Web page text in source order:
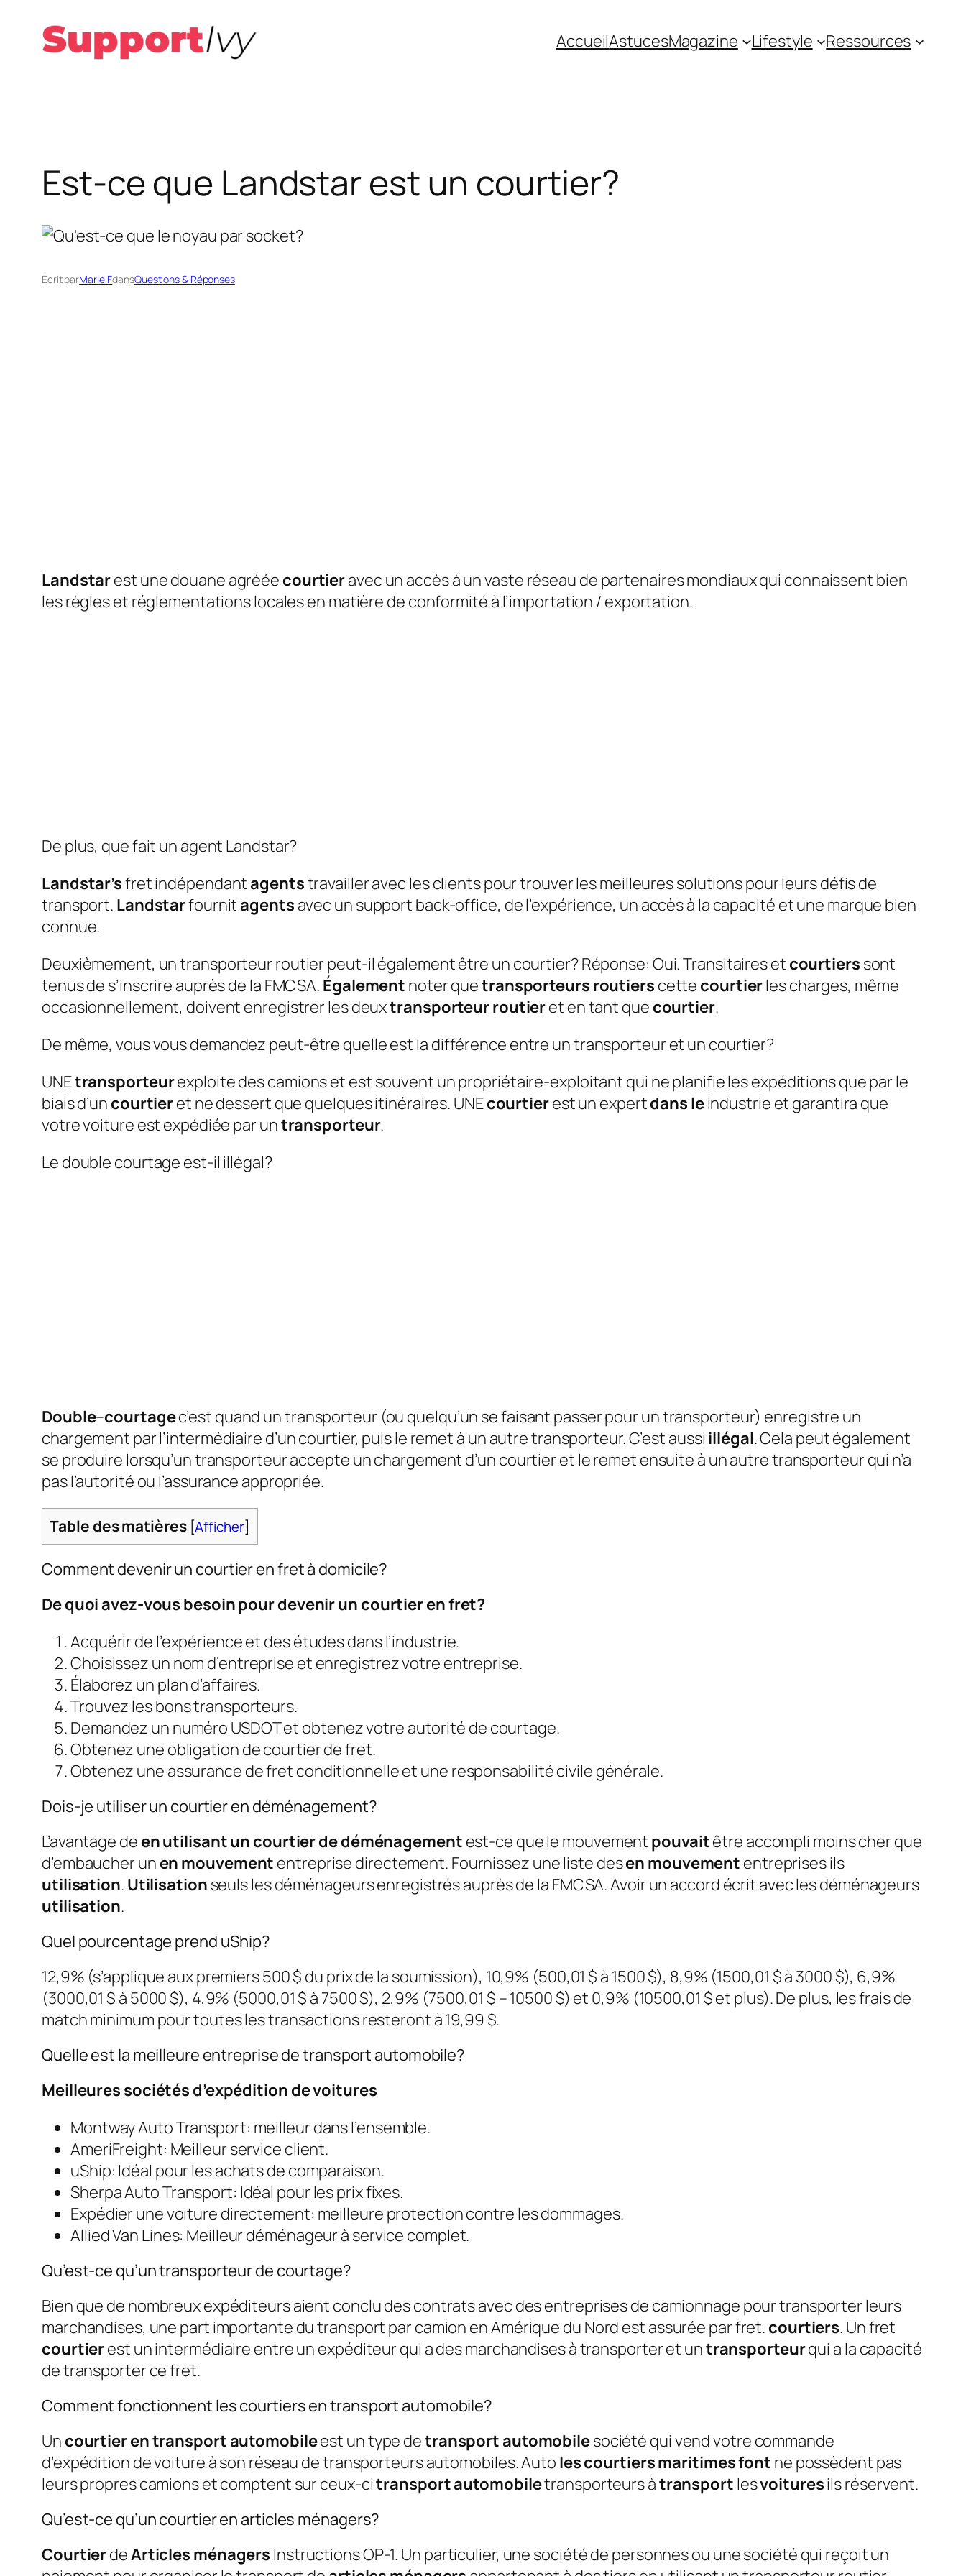
contenu
AccueilAstucesMagazine Lifestyle Ressources
Est-ce que Landstar est un courtier?
Écrit parMarie F.dansQuestions & Réponses
Landstarest une douane agréée courtieravec un accès à un vaste réseau de partenaires mondiaux qui connaissent bien
les règles et réglementations locales en matière de conformité à l’importation / exportation.
De plus, que fait un agent Landstar?
Landstar’sfret indépendantagentstravailler avec les clients pour trouver les meilleures solutions pour leurs défis de
transport. Landstarfournitagents avec un support back-office, de l’expérience, un accès à la capacité et une marque bien
connue.
Deuxièmement, un transporteur routier peut-il également être un courtier?Réponse: Oui. Transitaires et courtiers sont
tenus de s’inscrire auprès de la FMCSA. Également noter quetransporteurs routiers cette courtierles charges, même
occasionnellement, doivent enregistrer les deuxtransporteur routieret en tant que courtier.
De même, vous vous demandez peut-être quelle est la différence entre un transporteur et un courtier?
UNEtransporteurexploite des camions et est souvent un propriétaire-exploitant qui ne planifie les expéditions que par le
biais d’un courtieret ne dessert que quelques itinéraires. UNEcourtierest un expertdans leindustrie et garantira que
votre voiture est expédiée par untransporteur.
Le double courtage est-il illégal?
Double–courtagec’est quand un transporteur (ou quelqu’un se faisant passer pour un transporteur) enregistre un
chargement par l’intermédiaire d’un courtier, puis le remet à un autre transporteur. C’est aussi illégal. Cela peut également
se produire lorsqu’un transporteur accepte un chargement d’un courtier et le remet ensuite à un autre transporteur qui n’a
pas l’autorité ou l’assurance appropriée.
Table des matières [Afficher]
Comment devenir un courtier en fret à domicile?
De quoi avez-vous besoin pour devenir un courtier en fret?
Acquérir de l’expérience et des études dans l’industrie.
Choisissez un nom d’entreprise et enregistrez votre entreprise.
Élaborez un plan d’affaires.
Trouvez les bons transporteurs.
Demandez un numéro USDOT et obtenez votre autorité de courtage.
Obtenez une obligation de courtier de fret.
Obtenez une assurance de fret conditionnelle et une responsabilité civile générale.
Dois-je utiliser un courtier en déménagement?
L’avantage de en utilisant un courtier de déménagement est-ce que le mouvement pouvaitêtre accompli moins cher que
d’embaucher un en mouvement entreprise directement. Fournissez une liste desen mouvement entreprises ils
utilisation. Utilisation seuls les déménageurs enregistrés auprès de la FMCSA. Avoir un accord écrit avec les déménageurs
utilisation.
Quel pourcentage prend uShip?
12,9% (s’applique aux premiers 500 $ du prix de la soumission), 10,9% (500,01 $ à 1500 $), 8,9% (1500,01 $ à 3000 $), 6,9%
(3000,01 $ à 5000 $), 4,9% (5000,01 $ à 7500 $), 2,9% (7500,01 $ – 10500 $) et 0,9% (10500,01 $ et plus). De plus, les frais de
match minimum pour toutes les transactions resteront à 19,99 $.
Quelle est la meilleure entreprise de transport automobile?
Meilleures sociétés d’expédition de voitures
Montway Auto Transport: meilleur dans l’ensemble.
AmeriFreight: Meilleur service client.
uShip: Idéal pour les achats de comparaison.
Sherpa Auto Transport: Idéal pour les prix fixes.
Expédier une voiture directement: meilleure protection contre les dommages.
Allied Van Lines: Meilleur déménageur à service complet.
Qu’est-ce qu’un transporteur de courtage?
Bien que de nombreux expéditeurs aient conclu des contrats avec des entreprises de camionnage pour transporter leurs
marchandises, une part importante du transport par camion en Amérique du Nord est assurée par fret. courtiers. Un fret
courtierest un intermédiaire entre un expéditeur qui a des marchandises à transporter et untransporteurqui a la capacité
de transporter ce fret.
Comment fonctionnent les courtiers en transport automobile?
Un courtier en transport automobileest un type detransport automobilesociété qui vend votre commande
d’expédition de voiture à son réseau de transporteurs automobiles. Auto les courtiers maritimes font ne possèdent pas
leurs propres camions et comptent sur ceux-citransport automobiletransporteurs àtransport lesvoituresils réservent.
Qu’est-ce qu’un courtier en articles ménagers?
CourtierdeArticles ménagers Instructions OP-1. Un particulier, une société de personnes ou une société qui reçoit un